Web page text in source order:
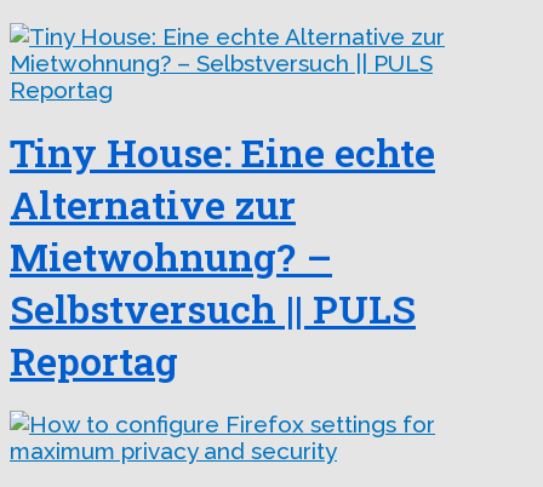
Tiny House: Eine echte
Alternative zur
Mietwohnung? –
Selbstversuch || PULS
Reportag